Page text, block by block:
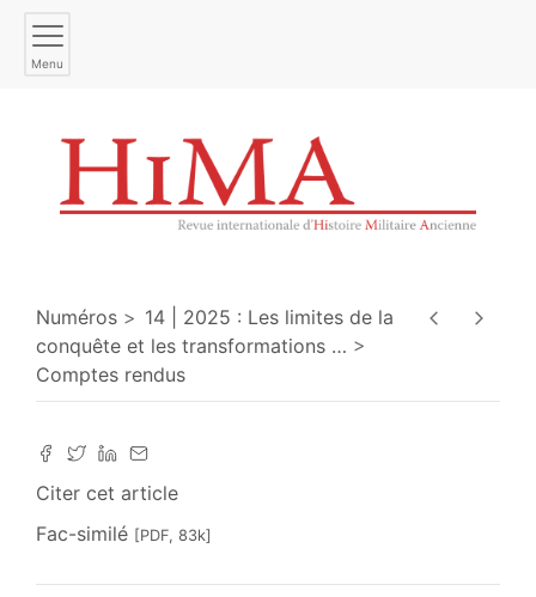
Menu
Numéros
14 | 2025 : Les limites de la
conquête et les transformations …
Comptes rendus
Citer cet article
Fac-similé [PDF, 83k]